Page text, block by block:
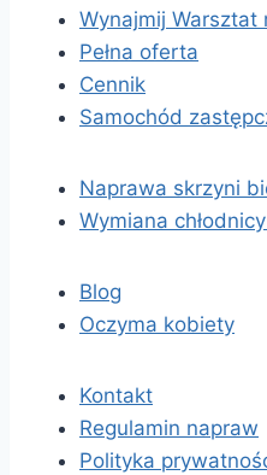
Wynajmij Warsztat
Pełna oferta
Cennik
Samochód
Naprawa skrzyni
Wymiana
Blog
Oczyma kobiety
Kontakt
Regulamin napraw
Polityka